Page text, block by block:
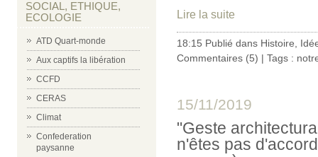
SOCIAL, ETHIQUE,
ECOLOGIE
ATD Quart-monde
Aux captifs la libération
CCFD
CERAS
Climat
Confederation
paysanne
Lire la suite
18:15 Publié dans Histoire
Commentaires (5) | Tags :
15/11/2019
"Geste
n'êtes pas